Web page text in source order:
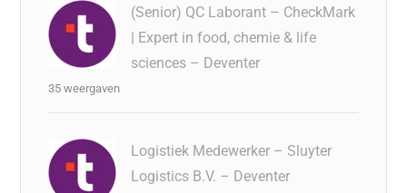
(Senior) QC Laborant – CheckMark
| Expert in food, chemie & life
sciences – Deventer
35 weergaven
Logistiek Medewerker – Sluyter
Logistics B.V. – Deventer